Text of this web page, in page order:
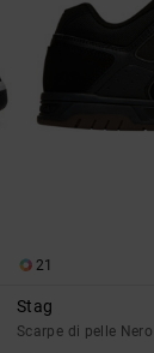
21
Stag
Scarpe di pelle